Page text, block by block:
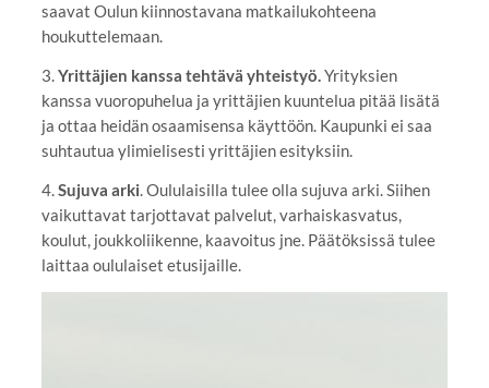
saavat Oulun kiinnostavana matkailukohteena
houkuttelemaan.
3.Yrittäjien kanssa tehtävä yhteistyö.Yrityksien
kanssa vuoropuhelua ja yrittäjien kuuntelua pitää lisätä
ja ottaa heidän osaamisensa käyttöön. Kaupunki ei saa
suhtautua ylimielisesti yrittäjien esityksiin.
4.Sujuva arki. Oululaisilla tulee olla sujuva arki. Siihen
vaikuttavat tarjottavat palvelut, varhaiskasvatus,
koulut, joukkoliikenne, kaavoitus jne. Päätöksissä tulee
laittaa oululaiset etusijaille.